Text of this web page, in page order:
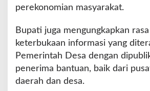
perekonomian masyarakat.
Bupati juga mengungkapkan
keterbukaan informasi yang
Pemerintah Desa dengan
penerima bantuan, baik dari
daerah dan desa.